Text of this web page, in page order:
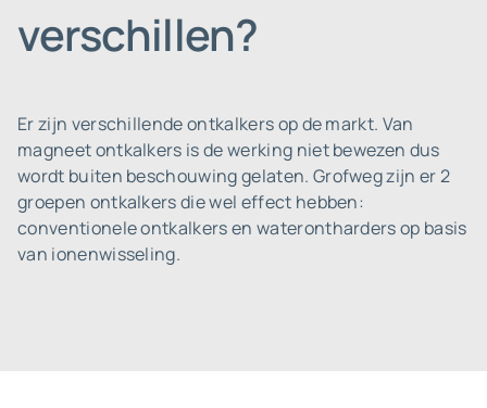
verschillen?
Er zijn verschillende ontkalkers op de markt. Van
magneet ontkalkers is de werking niet bewezen dus
wordt buiten beschouwing gelaten. Grofweg zijn er 2
groepen ontkalkers die wel effect hebben:
conventionele ontkalkers en waterontharders op basis
van ionenwisseling.